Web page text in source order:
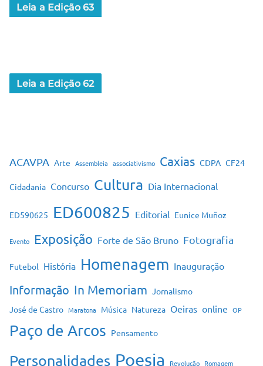
Leia a Edição 63
Leia a Edição 62
ACAVPA Arte Assembleia associativismo Caxias CDPA CF24
Cidadania Concurso Cultura Dia Internacional
ED590625 ED600825 Editorial Eunice Muñoz
Evento Exposição Forte de São Bruno Fotografia
Futebol História Homenagem Inauguração
Informação In Memoriam Jornalismo
José de Castro Maratona Música Natureza Oeiras online OP
Paço de Arcos Pensamento
Personalidades Poesia Revolução Romagem